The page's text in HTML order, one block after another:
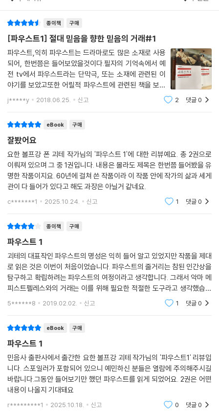
종이책 구매
[파우스트1] 절대 믿음을 향한 믿음의 거래#1
파우스트,익히 파우스트는 드라마로도 많은 소재로 사용
되어, 한번쯤은 들어보았을것이다.필자의 기억속에서 예
전 tv에서 파우스트라는 단막극, 또는 소재에 관련된 이
야기를 보았고또한 어릴적 파우스트에 관련된 책을 보고
머릿속에 기억되는 파우스트내가 절대적으로 필요한 욕
망을 영혼을 팔면서, 추억이 삭제되면서 자신의 욕망을 채
j*****y 2018.06.25. 신고 2 댓글0
eBook 구매
잘봤어요
요한 볼프강 폰 괴테 작가님의 '파우스트 1'에 대한 리뷰예요. 총 2권으로
이뤄져 있으며 그 중 1권입니다. 내용은 몰라도 제목은 한번쯤 들어봤을 유
명한 작품이지요. 60년에 걸쳐 쓴 작품이라 이 작품 안에 작가의 삶과 세게
관이 다 들어가 있다고 해도 과장은 아닐거 같네요.
c*******1 2025.10.24. 신고 1 댓글0
종이책 구매
파우스트 1
괴테의 대표작인 파우스트의 명성은 익히 들어 알고 있었지만 작품을 제대
로 읽은 것은 이번이 처음이었습니다. 파우스트의 줄거리는 참된 인간상을
탐구하고 확립하려는 파우스트의 여정이라고 생각합니다. 그래서 악마 메
피스트펠레스와의 거래는 이를 위해 필요한 적절한 도구라고 생각했습니
다. 파우스트가 겪게 되는 고난과 이를 탈피하는 과정은 일반적인 인간의
5******8 2019.02.02. 신고 1 댓글0
eBook 구매
파우스트 1
민음사 출판사에서 출간한 요한 볼프강 괴테 작가님의 '파우스트1' 리뷰입
니다. 스포일러가 포함되어 있으니 예민하신 분들은 열람에 주의해주시길
바랍니다.그동안 들어보기만 했던 파우스트를 읽게 되었어요. 2권은 어떤
내용이 나올지 기대돼요
r*********1 2025.10.18. 신고 0 댓글0